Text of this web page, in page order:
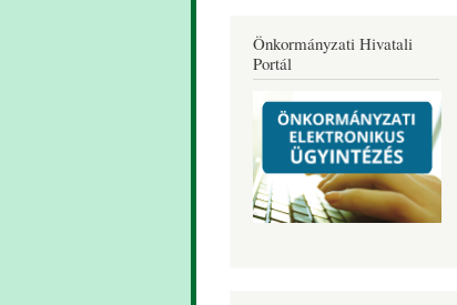
Önkormányzati Hivatali
Portál